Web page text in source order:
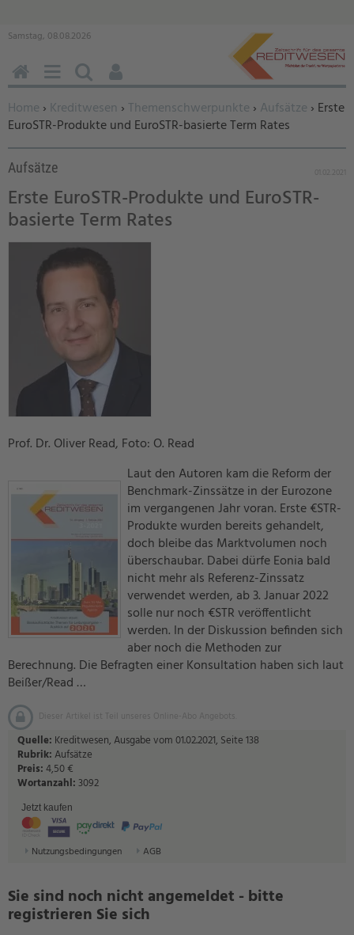
Samstag, 08.08.2026
Sie befinden sich hier:
Home › Kreditwesen › Themenschwerpunkte › Aufsätze › Erste
EuroSTR-Produkte und EuroSTR-basierte Term Rates
Aufsätze
Erste EuroSTR-Produkte und EuroSTR-
basierte Term Rates
Prof. Dr. Oliver Read, Foto: O. Read
Laut den Autoren kam die Reform der
Benchmark-Zinssätze in der Eurozone
im vergangenen Jahr voran. Erste €STR-
Produkte wurden bereits gehandelt,
doch bleibe das Marktvolumen noch
überschaubar. Dabei dürfe Eonia bald
nicht mehr als Referenz-Zinssatz
verwendet werden, ab 3. Januar 2022
solle nur noch €STR veröffentlicht
werden. In der Diskussion befinden sich
aber noch die Methoden zur
Berechnung. Die Befragten einer Konsultation haben sich laut
Beißer/Read …
Dieser Artikel ist Teil unseres Online-Abo Angebots.
Quelle: Kreditwesen, Ausgabe vom 01.02.2021, Seite 138
Rubrik:Aufsätze
Preis:4,50 €
Wortanzahl:3092
Jetzt kaufen
Nutzungsbedingungen AGB
Sie sind noch nicht angemeldet - bitte
registrieren Sie sich
HOMEMENÜSUCHEN
BENUTZERFUNKTIONEN